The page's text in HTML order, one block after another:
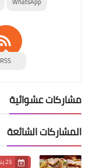
RSS
مشاركات عشوائية
المشاركات الشائعة
25 يناير 2012